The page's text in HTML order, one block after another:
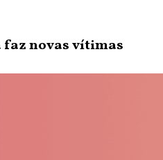
novas vítimas